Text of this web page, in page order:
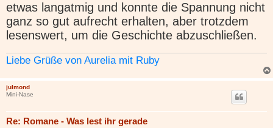
etwas langatmig und konnte die Spannung nicht
ganz so gut aufrecht erhalten, aber trotzdem
lesenswert, um die Geschichte abzuschließen.
Liebe Grüße von Aurelia mit Ruby
julmond
Mini-Nase
Re: Romane - Was lest ihr gerade